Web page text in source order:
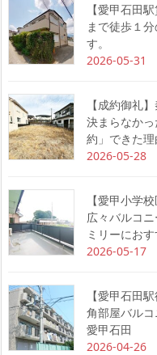
【愛甲石田
まで徒歩１
す。
2026-05-31
【成約御礼
決まらなか
約」できた理
2026-05-28
【愛甲小学
広々バルコ
ミリーにお
2026-05-17
【愛甲石田
角部屋バル
愛甲石田
2026-04-26